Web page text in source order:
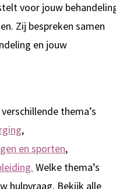
voor jouw
Zij bespreken samen
en jouw
thema’s
,
en sporten,
Welke thema’s
hulpvraag. Bekijk alle